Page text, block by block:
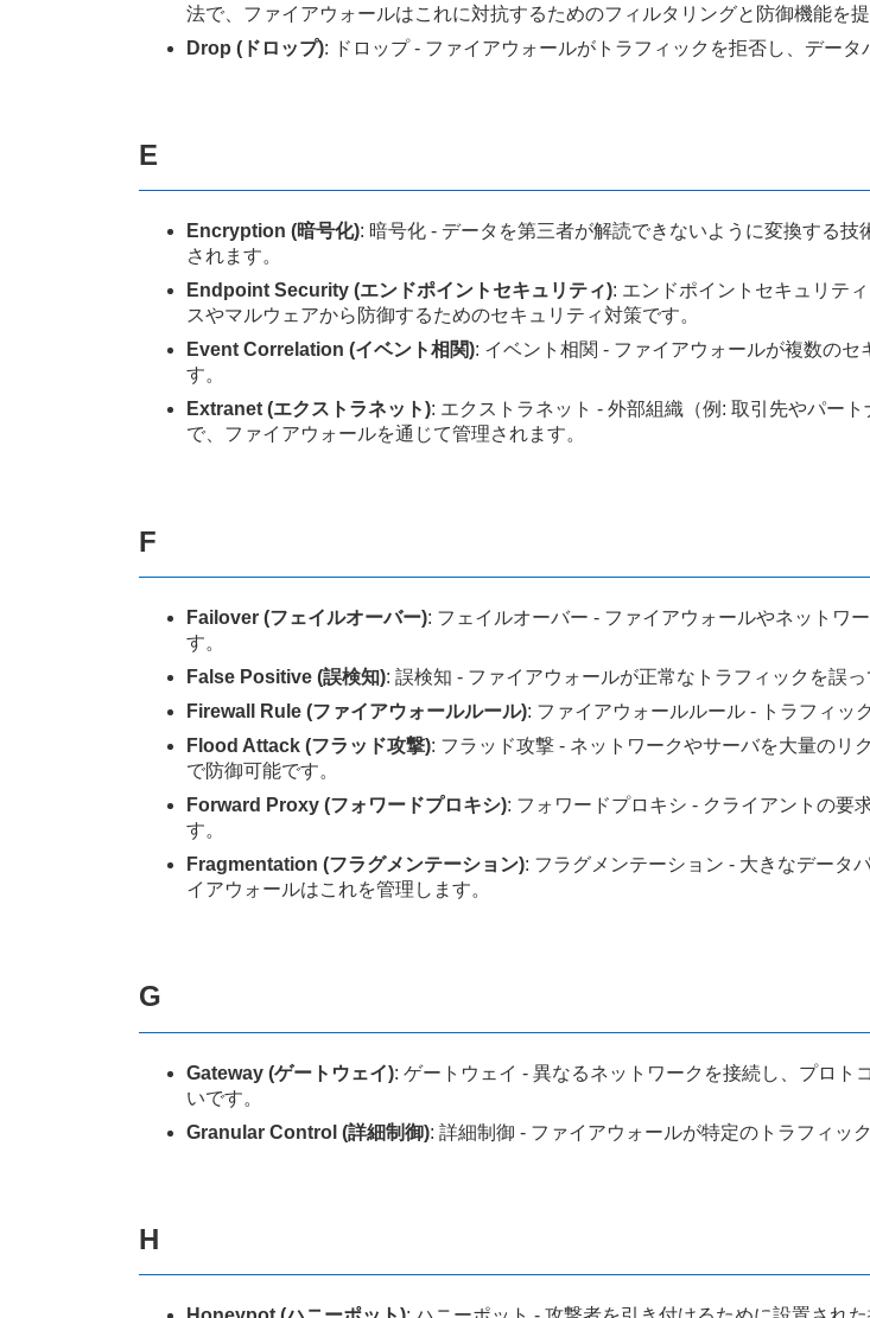
法で、ファイアウォールはこれに対抗するためのフィルタリングと防御機能を提
Drop (ドロップ): ドロップ - ファイアウォールがトラフィックを拒否し、データ
E
Encryption (暗号化): 暗号化 - データを第三者が解読できないように変換する
されます。
Endpoint Security (エンドポイントセキュリティ): エンドポイントセキュリテ
スやマルウェアから防御するためのセキュリティ対策です。
Event Correlation (イベント相関): イベント相関 - ファイアウォールが複数の
す。
Extranet (エクストラネット): エクストラネット - 外部組織（例: 取引先やパー
で、ファイアウォールを通じて管理されます。
F
Failover (フェイルオーバー): フェイルオーバー - ファイアウォールやネットワ
す。
False Positive (誤検知): 誤検知 - ファイアウォールが正常なトラフィックを誤
Firewall Rule (ファイアウォールルール): ファイアウォールルール - トラフィッ
Flood Attack (フラッド攻撃): フラッド攻撃 - ネットワークやサーバを大量の
で防御可能です。
Forward Proxy (フォワードプロキシ): フォワードプロキシ - クライアントの要
す。
Fragmentation (フラグメンテーション): フラグメンテーション - 大きなデータ
イアウォールはこれを管理します。
G
Gateway (ゲートウェイ): ゲートウェイ - 異なるネットワークを接続し、プロ
いです。
Granular Control (詳細制御): 詳細制御 - ファイアウォールが特定のトラフィッ
H